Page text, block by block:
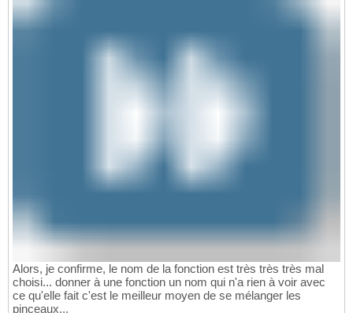
Alors, je confirme, le nom de la fonction est très très très mal
choisi... donner à une fonction un nom qui n'a rien à voir avec
ce qu'elle fait c'est le meilleur moyen de se mélanger les
pinceaux...